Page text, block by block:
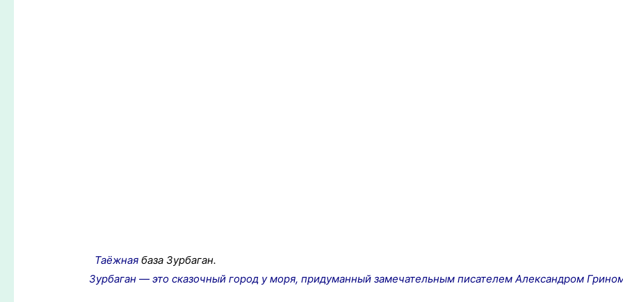
Таёжнаябаза Зурбаган.
Зурбаган — это сказочный город у моря, придуманный замечательным писателем Александром